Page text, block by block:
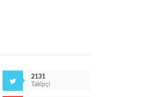
2131
Takipçi